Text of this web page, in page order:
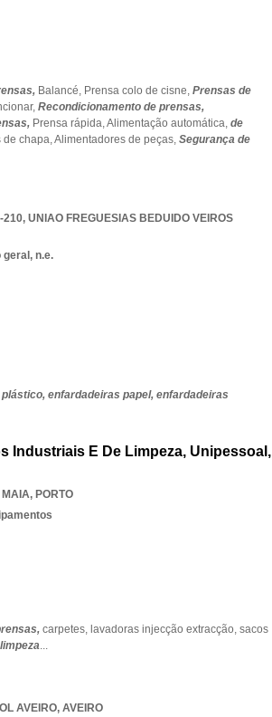
Balancé, Prensa colo de cisne, Prensas de
Recondicionamento de prensas,
Prensa rápida,Alimentação automática, de
de chapa,Alimentadores de peças, Segurança de
210, UNIAO FREGUESIAS BEDUIDO VEIROS
n.e.
enfardadeiras papel, enfardadeiras
Industriais E De Limpeza, Unipessoal,
, PORTO
carpetes, lavadoras injecção extracção, sacos
...
AVEIRO, AVEIRO